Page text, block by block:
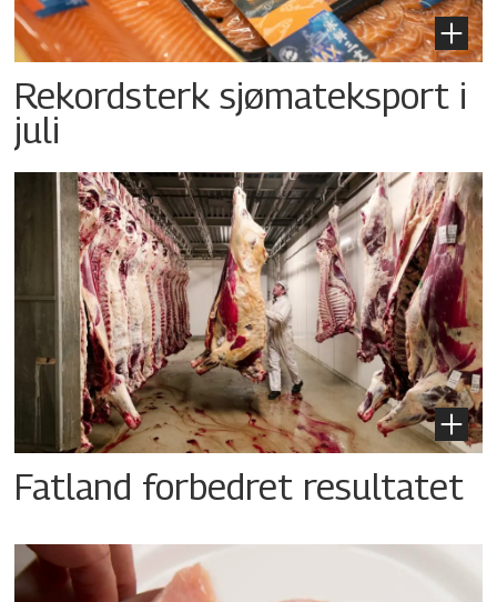
Rekordsterk sjømateksport i
juli
Fatland forbedret resultatet